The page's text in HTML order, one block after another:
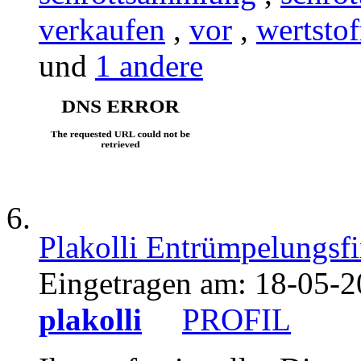
verkaufen , vor ,
und 1 andere
Plakolli
Eingetragen am: 18-05-
plakolli
PROFIL